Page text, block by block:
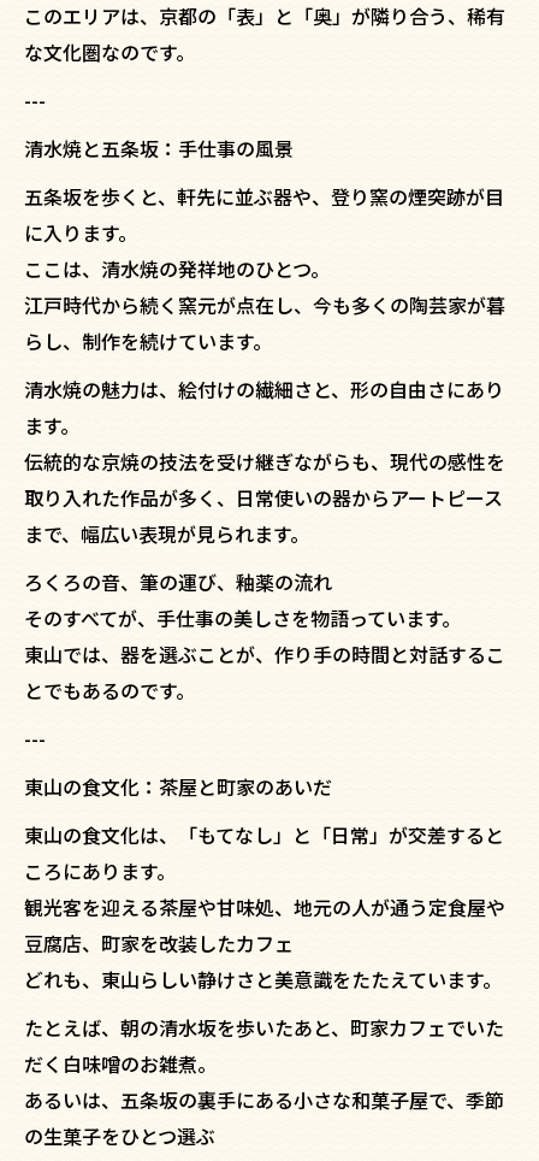
このエリアは、京都の「表」と「奥」が隣り合う、稀有
な文化圏なのです。
---
清水焼と五条坂：手仕事の風景
五条坂を歩くと、軒先に並ぶ器や、登り窯の煙突跡が目
に入ります。
ここは、清水焼の発祥地のひとつ。
江戸時代から続く窯元が点在し、今も多くの陶芸家が暮
らし、制作を続けています。
清水焼の魅力は、絵付けの繊細さと、形の自由さにあり
ます。
伝統的な京焼の技法を受け継ぎながらも、現代の感性を
取り入れた作品が多く、日常使いの器からアートピース
まで、幅広い表現が見られます。
ろくろの音、筆の運び、釉薬の流れ――
そのすべてが、手仕事の美しさを物語っています。
東山では、器を選ぶことが、作り手の時間と対話するこ
とでもあるのです。
---
東山の食文化：茶屋と町家のあいだ
東山の食文化は、「もてなし」と「日常」が交差すると
ころにあります。
観光客を迎える茶屋や甘味処、地元の人が通う定食屋や
豆腐店、町家を改装したカフェ――
どれも、東山らしい静けさと美意識をたたえています。
たとえば、朝の清水坂を歩いたあと、町家カフェでいた
だく白味噌のお雑煮。
あるいは、五条坂の裏手にある小さな和菓子屋で、季節
の生菓子をひとつ選ぶ――